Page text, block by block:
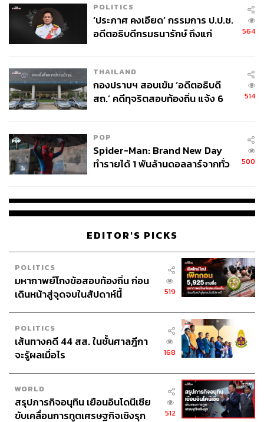
POLITICS
‘ประภาศ คงเอียด’ กรรมการ ป.ป.ช.
อดีตอธิบดีกรมธนารักษ์ ถึงแก่
564
THAILAND
กองปราบฯ สอบเข้ม ‘อดีตอธิบดี
สถ.’ คดีทุจริตสอบท้องถิ่น แจ้ง 6
514
POP
Spider-Man: Brand New Day
ทำรายได้ 1 พันล้านดอลลาร์จากทั่ว
500
EDITOR'S PICKS
POLITICS
มหากาพย์โกงข้อสอบท้องถิ่น ก่อน
เดินหน้าสู่จุดจบในสัปดาห์นี้
519
POLITICS
เส้นทางคดี 44 สส. ในชั้นศาลฎีกา
จะรู้ผลเมื่อไร
168
WORLD
สรุปภารกิจอนุทิน เยือนอินโดนีเซีย
ขับเคลื่อนการทูตเศรษฐกิจเชิงรุก
512